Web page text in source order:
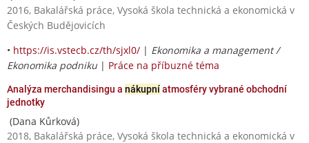
2016, Bakalářská práce, Vysoká škola technická a ekonomická v
Českých Budějovicích
• https://is.vstecb.cz/th/sjxl0/ | Ekonomika a management /
Ekonomika podniku | Práce na příbuzné téma
Analýza merchandisingu a nákupníatmosféry vybrané obchodní
jednotky
(Dana Kůrková)
2018, Bakalářská práce, Vysoká škola technická a ekonomická v